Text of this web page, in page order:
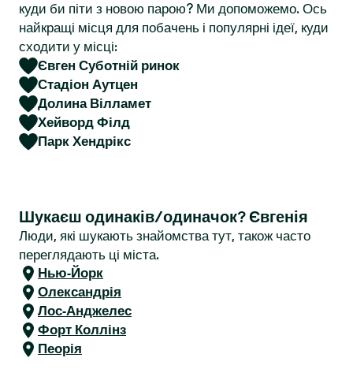
куди би піти з новою парою? Ми допоможемо. Ось
найкращі місця для побачень і популярні ідеї, куди
сходити у місці:
Євген Суботній ринок
Стадіон Аутцен
Долина Вілламет
Хейворд Філд
Парк Хендрікс
Шукаєш одинаків/одиначок? Євгенія
Люди, які шукають знайомства тут, також часто
переглядають ці міста.
Нью-Йорк
Олександрія
Лос-Анджелес
Форт Коллінз
Пеорія